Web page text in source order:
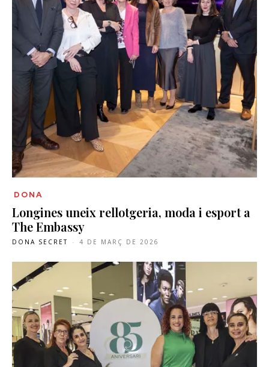
DONA
Longines uneix rellotgeria, moda i esport a
The Embassy
DONA SECRET - 4 DE MARÇ DE 2026